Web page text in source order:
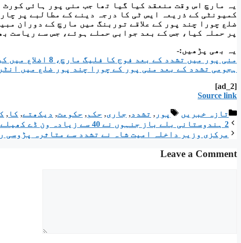
یہ مارچ اس وقت منعقد کیا گیا تھا جب منی پور ہائی
کمیونٹی کے ذریعہ ایس ٹی کا درجہ دینے کے مطالبے پر
ضلع چورا چند پور کے علاقے توربنگ میں مارچ کے دوران
پر حملہ کیا، جس کے بعد جوابی حملے ہوئے، جس سے ریاست
یہ بھی پڑھیں:-
منی پور میں تشدد کے بعد فوج کا فلیگ مارچ، 8 اضلاع میں کرفیو، وزیر داخلہ امیت شاہ نے سی ایم سے بات کی
ہجومی تشدد کے بعد منی پور کے چورا چند پور ضلع میں انٹرنیٹ
[ad_2]
Source link
Categories
تازہ خبریں Tags
پور , تشدد, جاری, حکم, حکومت, دیکھتے, کا ,
2 ہندوستانی بلے باز جنہوں نے 40 سے زیادہ ون ڈے کھیلے لیکن کبھی 0 پر آؤٹ نہیں ہوئے۔
مرکزی وزیر داخلہ امیت شاہ نے تشدد سے متاثرہ پڑوسی
Leave a Comment